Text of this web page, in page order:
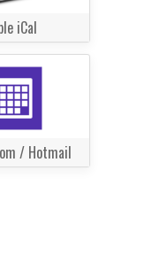
iCal
/ Hotmail